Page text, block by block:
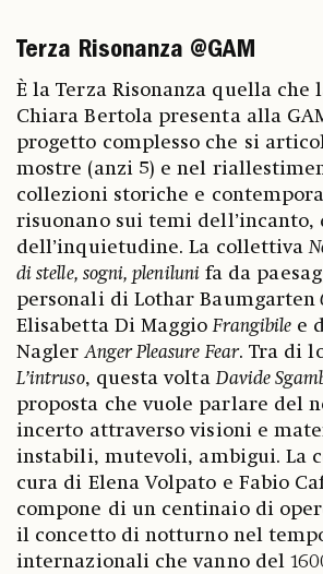
Terza Risonanza @GAM
È la Terza Risonanza quella
Chiara Bertola presenta alla
progetto complesso che si
mostre (anzi 5) e nel
collezioni storiche e
risuonano sui temi dell’incanto,
dell’inquietudine. La collettiva
di stelle, sogni, plenilunifa da
personali di Lothar Baumgarten
Elisabetta Di MaggioFrangibile e
NaglerAnger Pleasure Fear. Tra di
L’intruso, questa voltaDavide
proposta che vuole parlare del
incerto attraverso visioni e
instabili, mutevoli, ambigui. La
cura di Elena Volpato e Fabio
compone di un centinaio di
il concetto di notturno nel
internazionali che vanno del